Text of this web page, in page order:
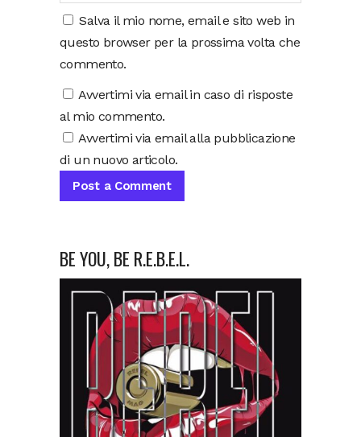
Salva il mio nome, email e sito web in
questo browser per la prossima volta che
commento.
Avvertimi via email in caso di risposte
al mio commento.
Avvertimi via email alla pubblicazione
di un nuovo articolo.
BE YOU, BE R.E.B.E.L.